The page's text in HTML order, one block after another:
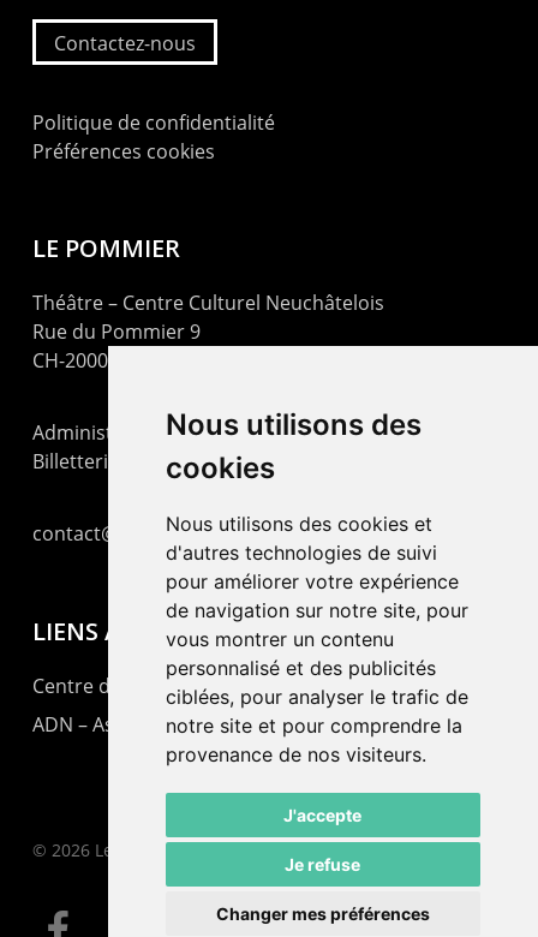
Nous utilisons des
cookies
Nous utilisons des cookies et
d'autres technologies de suivi
pour améliorer votre expérience
de navigation sur notre site, pour
vous montrer un contenu
personnalisé et des publicités
ciblées, pour analyser le trafic de
notre site et pour comprendre la
provenance de nos visiteurs.
J'accepte
Je refuse
Changer mes préférences
Contactez-nous
Politique de confidentialité
Préférences cookies
LE POMMIER
Théâtre – Centre Culturel Neuchâtelois
Rue du Pommier 9
CH-2000 Neuchâtel
Administration : +41 32 725 03 03
Billetterie : +41 32 725 05 05
contact@lepommier.ch
LIENS AMIS
Centre de culture ABC
ADN – Association Danse Neuchâtel
© 2026 Le Pommier.
facebook email